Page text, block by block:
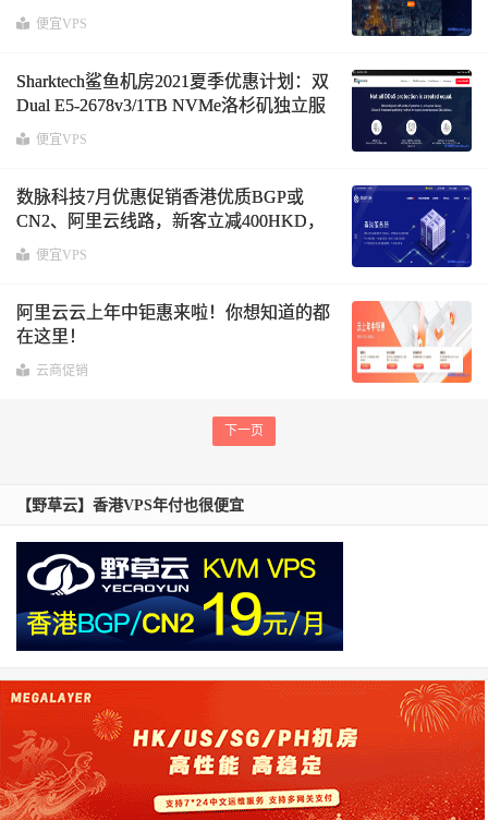
首月半价
便宜VPS
Sharktech鲨鱼机房2021夏季优惠计划：双
Dual E5-2678v3/1TB NVMe洛杉矶独立服
务器$129/月起，60Gbps免费防御
便宜VPS
数脉科技7月优惠促销香港优质BGP或
CN2、阿里云线路，新客立减400HKD，
阿里云线路五折起
便宜VPS
阿里云云上年中钜惠来啦！你想知道的都
在这里！
云商促销
下一页
【野草云】香港VPS年付也很便宜